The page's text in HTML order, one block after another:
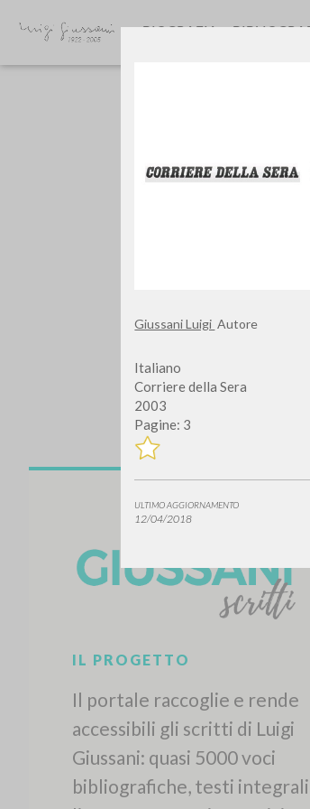
Giussani Luigi Autore
Italiano
Corriere della Sera
2003
Pagine: 3
ULTIMO AGGIORNAMENTO
12/04/2018
BIOGRAFIA
TIPOLOGIA